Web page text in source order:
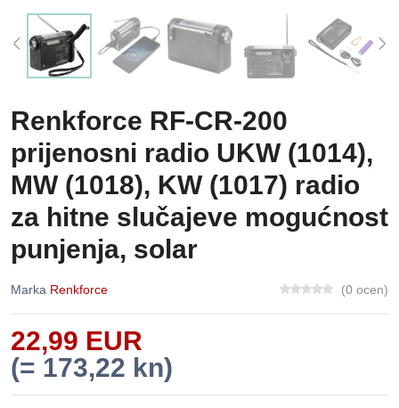
Renkforce RF-CR-200
prijenosni radio UKW (1014),
MW (1018), KW (1017) radio
za hitne slučajeve mogućnost
punjenja, solar
Marka Renkforce (0 ocen)
22,99 EUR
(= 173,22 kn)